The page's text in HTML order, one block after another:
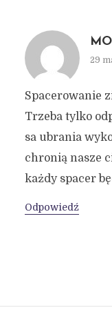
29
Spacerowanie
Trzeba tylko
sa ubrania
chronią nasze
każdy spacer
Odpowiedź